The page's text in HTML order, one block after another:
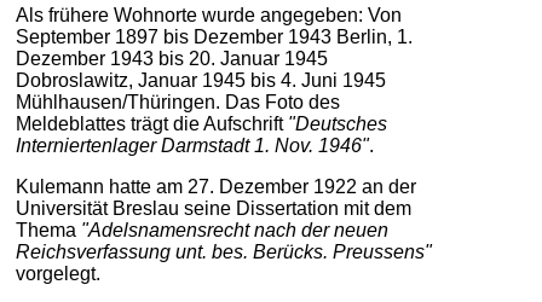
Als frühere Wohnorte wurde angegeben: Von
September 1897 bis Dezember 1943 Berlin, 1.
Dezember 1943 bis 20. Januar 1945
Dobroslawitz, Januar 1945 bis 4. Juni 1945
Mühlhausen/Thüringen. Das Foto des
Meldeblattes trägt die Aufschrift "Deutsches
Interniertenlager Darmstadt 1. Nov. 1946".
Kulemann hatte am 27. Dezember 1922 an der
Universität Breslau seine Dissertation mit dem
Thema "Adelsnamensrecht nach der neuen
Reichsverfassung unt. bes. Berücks. Preussens"
vorgelegt.